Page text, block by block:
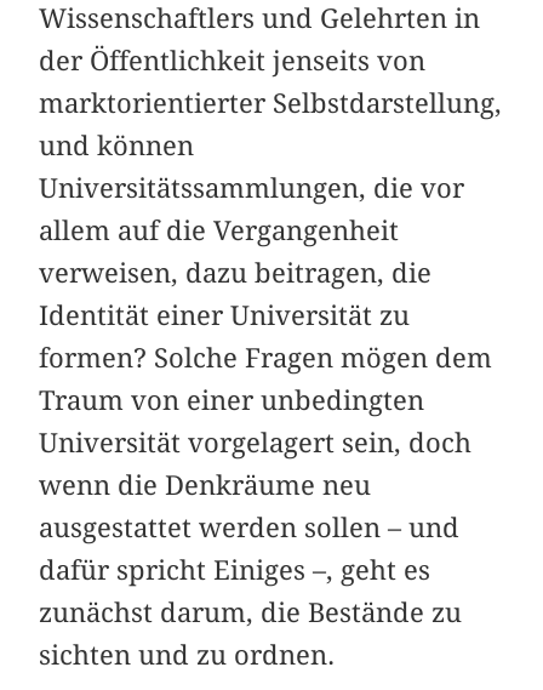
Wissenschaftlers und Gelehrten in
der Öffentlichkeit jenseits von
marktorientierter Selbstdarstellung,
und können
Universitätssammlungen, die vor
allem auf die Vergangenheit
verweisen, dazu beitragen, die
Identität einer Universität zu
formen? Solche Fragen mögen dem
Traum von einer unbedingten
Universität vorgelagert sein, doch
wenn die Denkräume neu
ausgestattet werden sollen – und
dafür spricht Einiges –, geht es
zunächst darum, die Bestände zu
sichten und zu ordnen.